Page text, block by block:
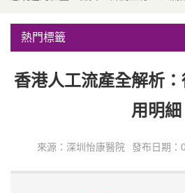
熱門標籤
香港人工流產全解析
用明細
來源：深圳怡康醫院 發布日期：